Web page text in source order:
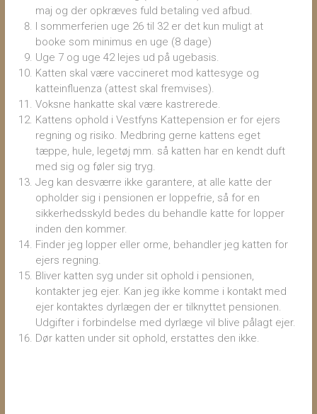
maj og der opkræves fuld betaling ved afbud.
I sommerferien uge 26 til 32 er det kun muligt at
booke som minimus en uge (8 dage)
Uge 7 og uge 42 lejes ud på ugebasis.
Katten skal være vaccineret mod kattesyge og
katteinfluenza (attest skal fremvises).
Voksne hankatte skal være kastrerede.
Kattens ophold i Vestfyns Kattepension er for ejers
regning og risiko. Medbring gerne kattens eget
tæppe, hule, legetøj mm. så katten har en kendt duft
med sig og føler sig tryg.
Jeg kan desværre ikke garantere, at alle katte der
opholder sig i pensionen er loppefrie, så for en
sikkerhedsskyld bedes du behandle katte for lopper
inden den kommer.
Finder jeg lopper eller orme, behandler jeg katten for
ejers regning.
Bliver katten syg under sit ophold i pensionen,
kontakter jeg ejer. Kan jeg ikke komme i kontakt med
ejer kontaktes dyrlægen der er tilknyttet pensionen.
Udgifter i forbindelse med dyrlæge vil blive pålagt ejer.
Dør katten under sit ophold, erstattes den ikke.